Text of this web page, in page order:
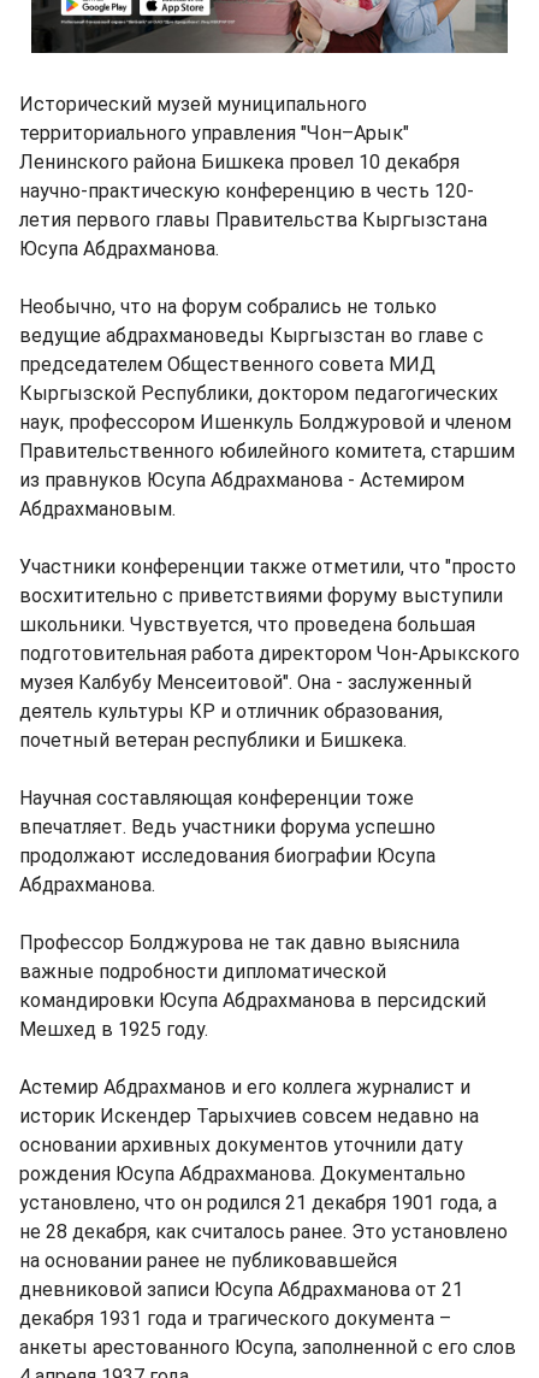
Исторический музей муниципального
территориального управления "Чон–Арык"
Ленинского района Бишкека провел 10 декабря
научно-практическую конференцию в честь 120-
летия первого главы Правительства Кыргызстана
Юсупа Абдрахманова.
Необычно, что на форум собрались не только
ведущие абдрахмановеды Кыргызстан во главе с
председателем Общественного совета МИД
Кыргызской Республики, доктором педагогических
наук, профессором Ишенкуль Болджуровой и членом
Правительственного юбилейного комитета, старшим
из правнуков Юсупа Абдрахманова - Астемиром
Абдрахмановым.
Участники конференции также отметили, что "просто
восхитительно с приветствиями форуму выступили
школьники. Чувствуется, что проведена большая
подготовительная работа директором Чон-Арыкского
музея Калбубу Менсеитовой". Она - заслуженный
деятель культуры КР и отличник образования,
почетный ветеран республики и Бишкека.
Научная составляющая конференции тоже
впечатляет. Ведь участники форума успешно
продолжают исследования биографии Юсупа
Абдрахманова.
Профессор Болджурова не так давно выяснила
важные подробности дипломатической
командировки Юсупа Абдрахманова в персидский
Мешхед в 1925 году.
Астемир Абдрахманов и его коллега журналист и
историк Искендер Тарыхчиев совсем недавно на
основании архивных документов уточнили дату
рождения Юсупа Абдрахманова. Документально
установлено, что он родился 21 декабря 1901 года, а
не 28 декабря, как считалось ранее. Это установлено
на основании ранее не публиковавшейся
дневниковой записи Юсупа Абдрахманова от 21
декабря 1931 года и трагического документа –
анкеты арестованного Юсупа, заполненной с его слов